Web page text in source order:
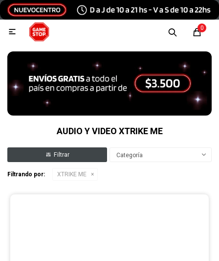
0

AUDIO Y VIDEO XTRIKE ME
Categoría
Filtrando por: XTRIKE ME
Menu Escribinos
Tecnología e Informática
Audio y video
Conexiones